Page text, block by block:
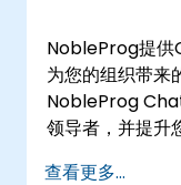
咨询服务的成功
OpenAI 最先进
的响应。 GPT-
可以生成、编辑
写作任务，例如
写作风格。
NobleProg提供
为您的组织带来
NobleProg
领导者，并提升
查看更多...